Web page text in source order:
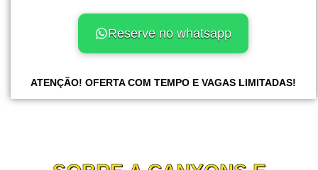
Reserve no whatsapp
ATENÇÃO! OFERTA COM TEMPO E VAGAS LIMITADAS!